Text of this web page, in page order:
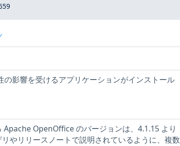
影響を受けるアプリケーションがインストール
OpenOffice のバージョンは、4.1.15 より
やリリースノートで説明されているように、複数